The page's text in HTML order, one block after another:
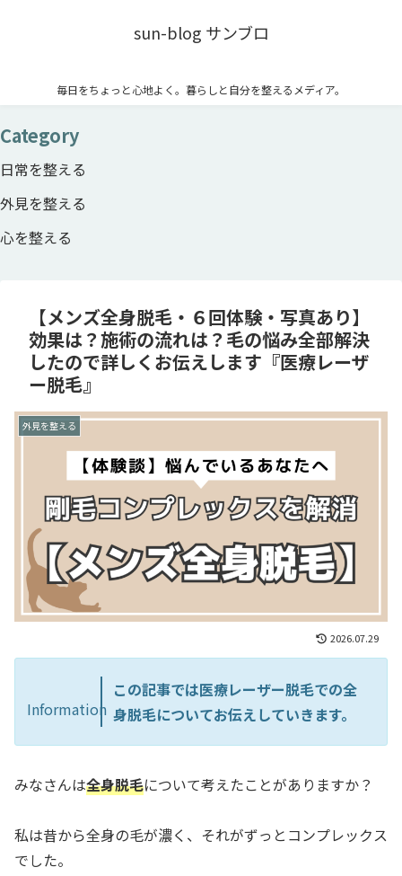
sun-blog サンブロ
毎日をちょっと心地よく。暮らしと自分を整えるメディア。
Category
日常を整える
外見を整える
心を整える
【メンズ全身脱毛・６回体験・写真あり】
効果は？施術の流れは？毛の悩み全部解決
したので詳しくお伝えします『医療レーザ
ー脱毛』
外見を整える
2026.07.29
Information
この記事では医療レーザー脱毛での全
身脱毛についてお伝えしていきます。
みなさんは全身脱毛について考えたことがありますか？
私は昔から全身の毛が濃く、それがずっとコンプレックス
でした。